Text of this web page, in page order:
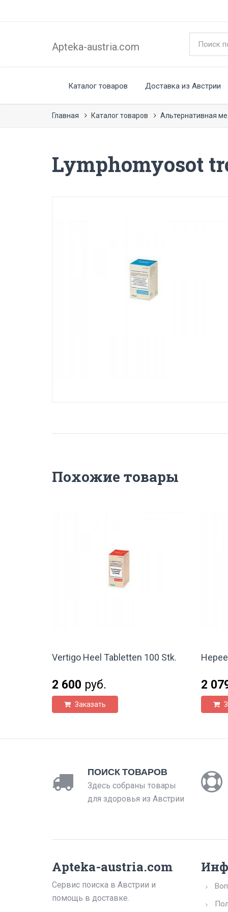
Apteka-austria.com
Каталог товаров Доставка из Австрии
Главная Каталог товаров Альтернативная
Lymphomyosot
Похожие товары
Vertigo Heel Tabletten 100 Stk.
2 600 руб.
Заказать
2
ПОИСК ТОВАРОВ
Здесь собраны товары
для здоровья из Австрии
Apteka-austria.com
Сервис поиска в Австрии и
помощь в доставке.